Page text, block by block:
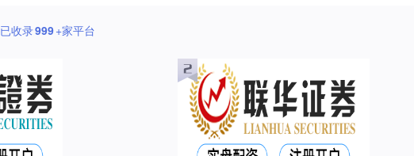
已收录999+家平台